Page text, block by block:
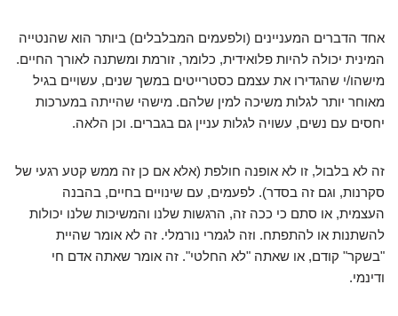
אחד הדברים המעניינים (ולפעמים המבלבלים) ביותר הוא שהנטייה
המינית יכולה להיות פלואידית, כלומר, זורמת ומשתנה לאורך החיים.
מישהו/י שהגדירו את עצמם כסטרייטים במשך שנים, עשויים בגיל
מאוחר יותר לגלות משיכה למין שלהם. מישהי שהייתה במערכות
יחסים עם נשים, עשויה לגלות עניין גם בגברים. וכן הלאה.
זה לא בלבול, זו לא אופנה חולפת (אלא אם כן זה ממש קטע רגעי של
סקרנות, וגם זה בסדר). לפעמים, עם שינויים בחיים, בהבנה
העצמית, או סתם כי ככה זה, הרגשות שלנו והמשיכות שלנו יכולות
להשתנות או להתפתח. וזה לגמרי נורמלי. זה לא אומר שהיית
"בשקר" קודם, או שאתה "לא החלטי". זה אומר שאתה אדם חי
ודינמי.